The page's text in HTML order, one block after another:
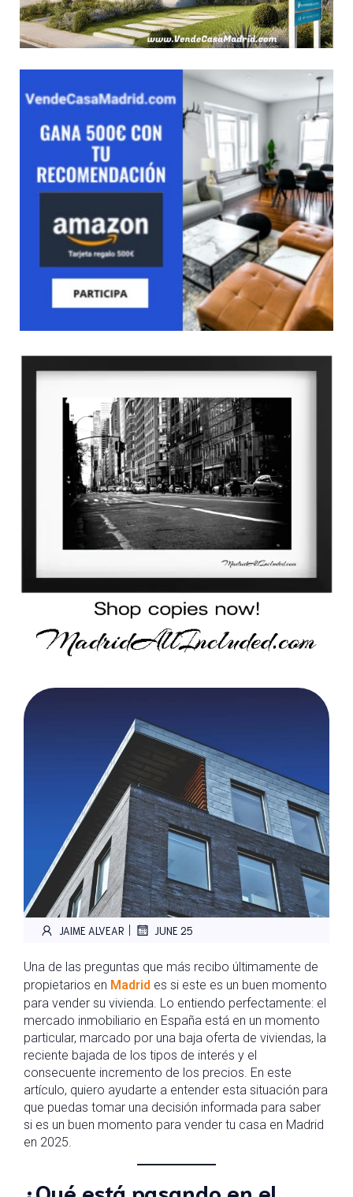
JAIME ALVEAR JUNE 25
Una de las preguntas que más recibo últimamente de
propietarios en Madrid es si este es un buen momento
para vender su vivienda. Lo entiendo perfectamente: el
mercado inmobiliario en España está en un momento
particular, marcado por una baja oferta de viviendas, la
reciente bajada de los tipos de interés y el
consecuente incremento de los precios. En este
artículo, quiero ayudarte a entender esta situación para
que puedas tomar una decisión informada para saber
si es un buen momento para vender tu casa en Madrid
en 2025.